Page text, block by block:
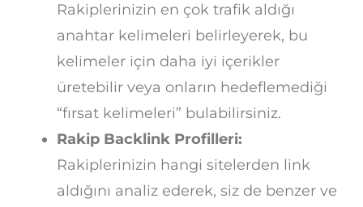
Rakiplerinizin en çok trafik aldığı
anahtar kelimeleri belirleyerek, bu
kelimeler için daha iyi içerikler
üretebilir veya onların hedeflemediği
“fırsat kelimeleri” bulabilirsiniz.
Rakip Backlink Profilleri:
Rakiplerinizin hangi sitelerden link
aldığını analiz ederek, siz de benzer ve